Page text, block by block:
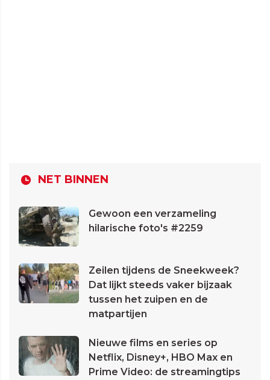
NET BINNEN
Gewoon een verzameling
hilarische foto's #2259
Zeilen tijdens de Sneekweek?
Dat lijkt steeds vaker bijzaak
tussen het zuipen en de
matpartijen
Nieuwe films en series op
Netflix, Disney+, HBO Max en
Prime Video: de streamingtips